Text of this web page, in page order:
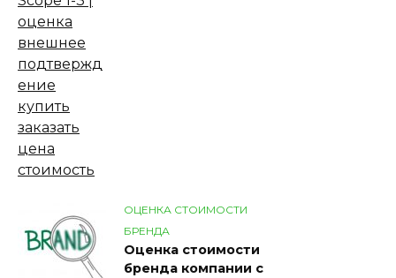
ОЦЕНКА СТОИМОСТИ
БРЕНДА
Оценка стоимости
бренда компании с